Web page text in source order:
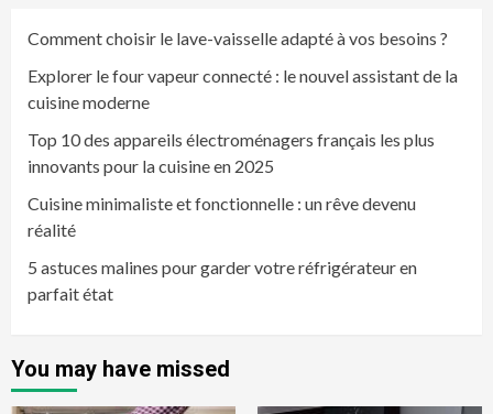
Comment choisir le lave-vaisselle adapté à vos besoins ?
Explorer le four vapeur connecté : le nouvel assistant de la
cuisine moderne
Top 10 des appareils électroménagers français les plus
innovants pour la cuisine en 2025
Cuisine minimaliste et fonctionnelle : un rêve devenu
réalité
5 astuces malines pour garder votre réfrigérateur en
parfait état
You may have missed